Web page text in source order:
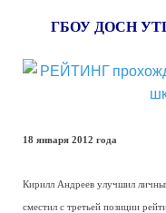
ГБОУ ДОСН
18 января 2012 года
Кирилл Андреев улучшил
сместил с третьей позиции